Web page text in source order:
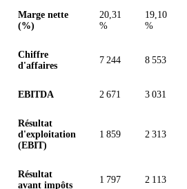
Marge nette
(%)
20,31
%
19,10
%
Chiffre
d'affaires
7 244 8 553
EBITDA 2 671 3 031
Résultat
d'exploitation
(EBIT)
1 859 2 313
Résultat
avant impôts
1 797 2 113